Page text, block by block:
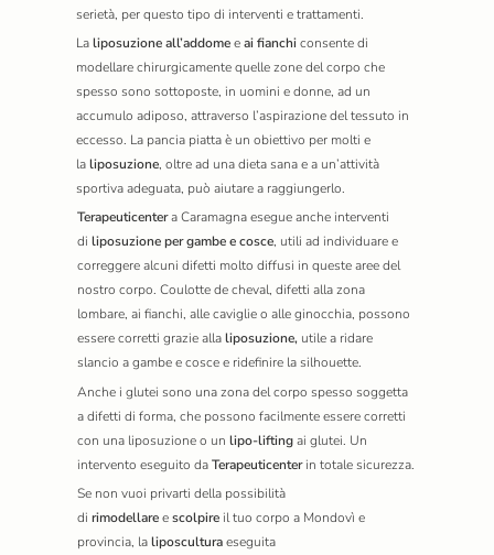
serietà, per questo tipo di interventi e trattamenti.
Laliposuzione all’addomeeai fianchiconsente di
modellare chirurgicamente quelle zone del corpo che
spesso sono sottoposte, in uomini e donne, ad un
accumulo adiposo, attraverso l’aspirazione del tessuto in
eccesso. La pancia piatta è un obiettivo per molti e
laliposuzione, oltre ad una dieta sana e a un’attività
sportiva adeguata, può aiutare a raggiungerlo.
Terapeuticentera Caramagnaesegue anche interventi
di liposuzione per gambe e cosce, utili ad individuare e
correggere alcuni difetti molto diffusi in queste aree del
nostro corpo. Coulotte de cheval, difetti alla zona
lombare, ai fianchi, alle caviglie o alle ginocchia, possono
essere corretti grazie allaliposuzione, utile a ridare
slancio a gambe e cosce e ridefinire la silhouette.
Anche i glutei sono una zona del corpo spesso soggetta
a difetti di forma, che possono facilmente essere corretti
con una liposuzione o un lipo-liftingai glutei. Un
intervento eseguito daTerapeuticenterin totale sicurezza.
Se non vuoi privarti della possibilità
di rimodellareescolpire il tuo corpo a Mondovì e
provincia, laliposculturaeseguita